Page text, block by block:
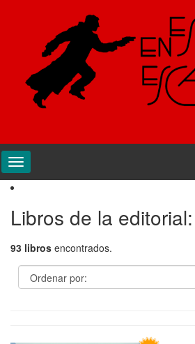
Libros de la
93 libros encontrados.